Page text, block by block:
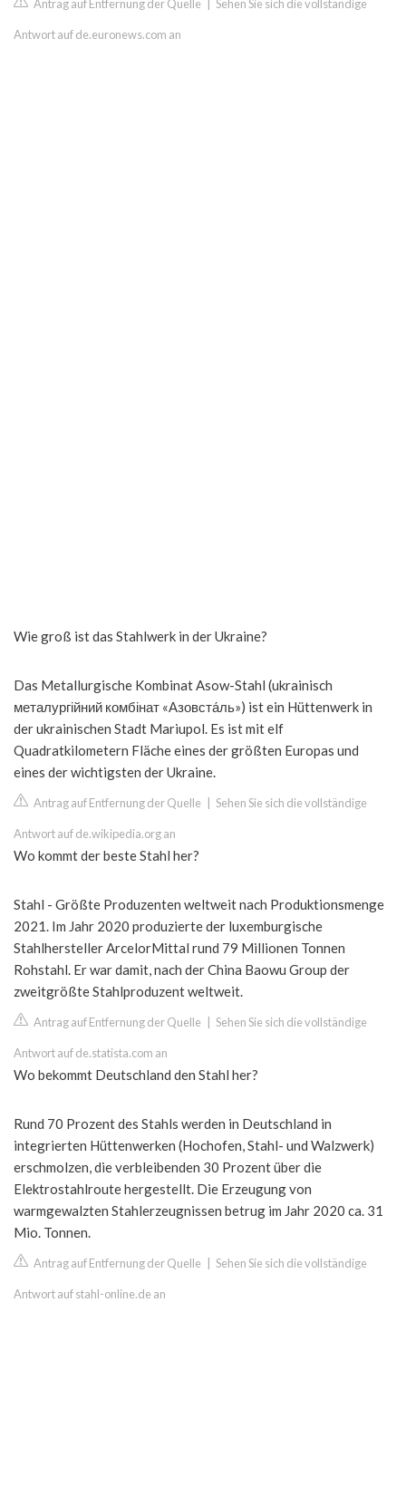
Antrag auf Entfernung der Quelle Sehen Sie sich die vollständige
Antwort auf de.euronews.com an
Wie groß ist das Stahlwerk in der Ukraine?
Das Metallurgische Kombinat Asow-Stahl (ukrainisch
металургійний комбінат «Азовста́ль») ist ein Hüttenwerk in
der ukrainischen Stadt Mariupol. Es ist mit elf
Quadratkilometern Fläche eines der größten Europas und
eines der wichtigsten der Ukraine.
Antrag auf Entfernung der Quelle Sehen Sie sich die vollständige
Antwort auf de.wikipedia.org an
Wo kommt der beste Stahl her?
Stahl - Größte Produzenten weltweit nach Produktionsmenge
2021. Im Jahr 2020 produzierte der luxemburgische
Stahlhersteller ArcelorMittal rund 79 Millionen Tonnen
Rohstahl. Er war damit, nach der China Baowu Group der
zweitgrößte Stahlproduzent weltweit.
Antrag auf Entfernung der Quelle Sehen Sie sich die vollständige
Antwort auf de.statista.com an
Wo bekommt Deutschland den Stahl her?
Rund 70 Prozent des Stahls werden in Deutschland in
integrierten Hüttenwerken (Hochofen, Stahl- und Walzwerk)
erschmolzen, die verbleibenden 30 Prozent über die
Elektrostahlroute hergestellt. Die Erzeugung von
warmgewalzten Stahlerzeugnissen betrug im Jahr 2020 ca. 31
Mio. Tonnen.
Antrag auf Entfernung der Quelle Sehen Sie sich die vollständige
Antwort auf stahl-online.de an